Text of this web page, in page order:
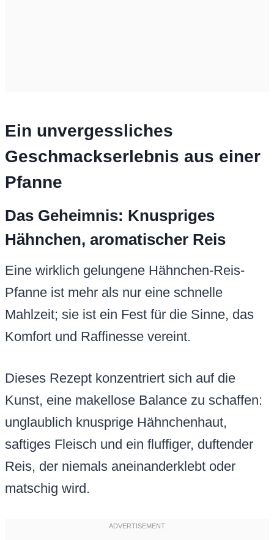
Ein unvergessliches
Geschmackserlebnis aus einer
Pfanne
Das Geheimnis: Knuspriges
Hähnchen, aromatischer Reis
Eine wirklich gelungene Hähnchen-Reis-
Pfanne ist mehr als nur eine schnelle
Mahlzeit; sie ist ein Fest für die Sinne, das
Komfort und Raffinesse vereint.
Dieses Rezept konzentriert sich auf die
Kunst, eine makellose Balance zu schaffen:
unglaublich knusprige Hähnchenhaut,
saftiges Fleisch und ein fluffiger, duftender
Reis, der niemals aneinanderklebt oder
matschig wird.